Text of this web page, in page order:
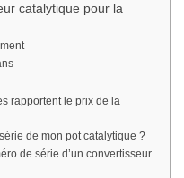
catalytique pour la
rapportent le prix de la
de mon pot catalytique ?
de série d’un convertisseur